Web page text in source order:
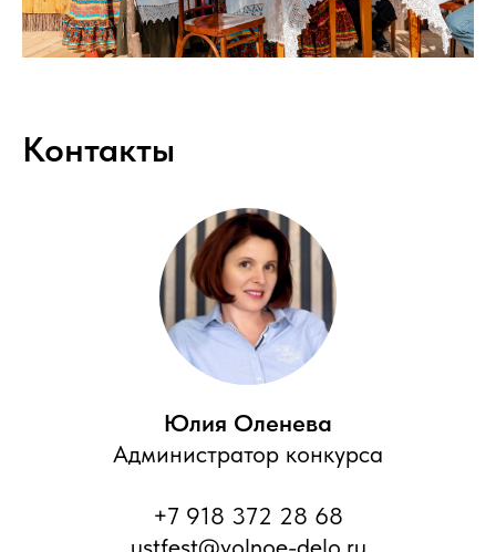
Контакты
Юлия Оленева
Администратор конкурса
+7 918 372 28 68
ustfest@volnoe-delo.ru